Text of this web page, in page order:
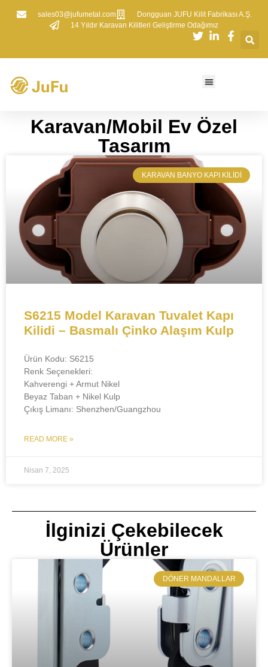
sales03@jufumetal.com
​Dongguan JUFU Kilit Fabrikası A.Ş.
​14 Yıldır Karavan Kilitleri Geliştirme Odağımız
​​Karavan/Mobil Ev Özel
Tasarım
KARAVAN BANYO KAPI KILIDI
S6215 Model Karavan Tuvalet Kapı
Kilidi – Basmalı Çinko Alaşım Kulp
Ürün Kodu:​​ S6215
​​Renk Seçenekleri:​​
Kahverengi + Armut Nikel
Beyaz Taban + Nikel Kulp
​​Çıkış Limanı:​​ Shenzhen/Guangzhou
READ MORE »
Nisan 7, 2025
İlginizi Çekebilecek
Ürünler
​DÖNER MANDALLAR